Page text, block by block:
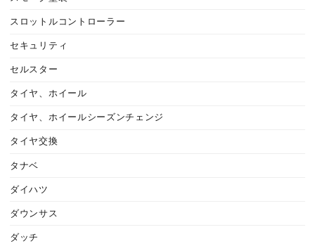
スロットルコントローラー
セキュリティ
セルスター
タイヤ、ホイール
タイヤ、ホイールシーズンチェンジ
タイヤ交換
タナベ
ダイハツ
ダウンサス
ダッチ